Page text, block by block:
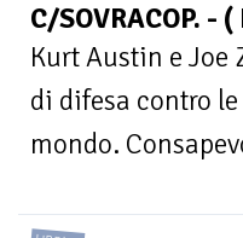
C/SOVRACOP. -
Kurt Austin e Joe
di difesa contro
mondo.